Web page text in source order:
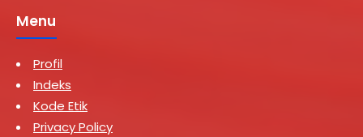
Menu
Profil
Indeks
Kode Etik
Privacy Policy